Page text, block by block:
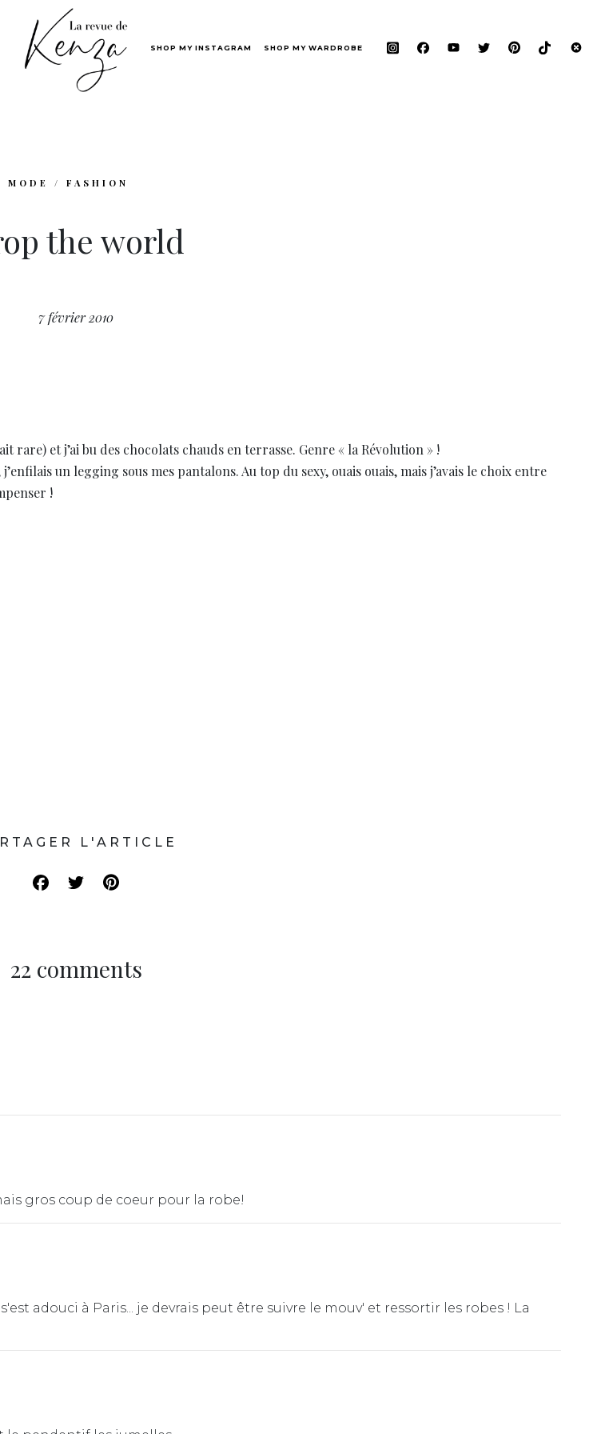
SHOP MY INSTAGRAM SHOP MY WARDROBE
MODE / FASHION
the world
7 février 2010
rare) et j’ai bu des chocolats chauds en terrasse. Genre « la Révolution » !
un legging sous mes pantalons. Au top du sexy, ouais ouais, mais j’avais le choix entre
!
L'ARTICLE
22 comments
gros coup de coeur pour la robe!
adouci à Paris... je devrais peut être suivre le mouv' et ressortir les robes ! La